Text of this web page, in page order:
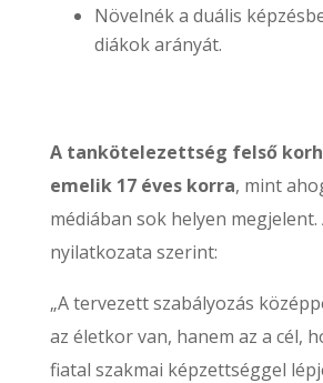
Növelnék a duális
diákok arányát.
A tankötelezettség felső
emelik 17 éves korra, mint
médiában sok helyen megjelent.
nyilatkozata szerint:
„A tervezett szabályozás
az életkor van, hanem az a cél,
fiatal szakmai képzettséggel